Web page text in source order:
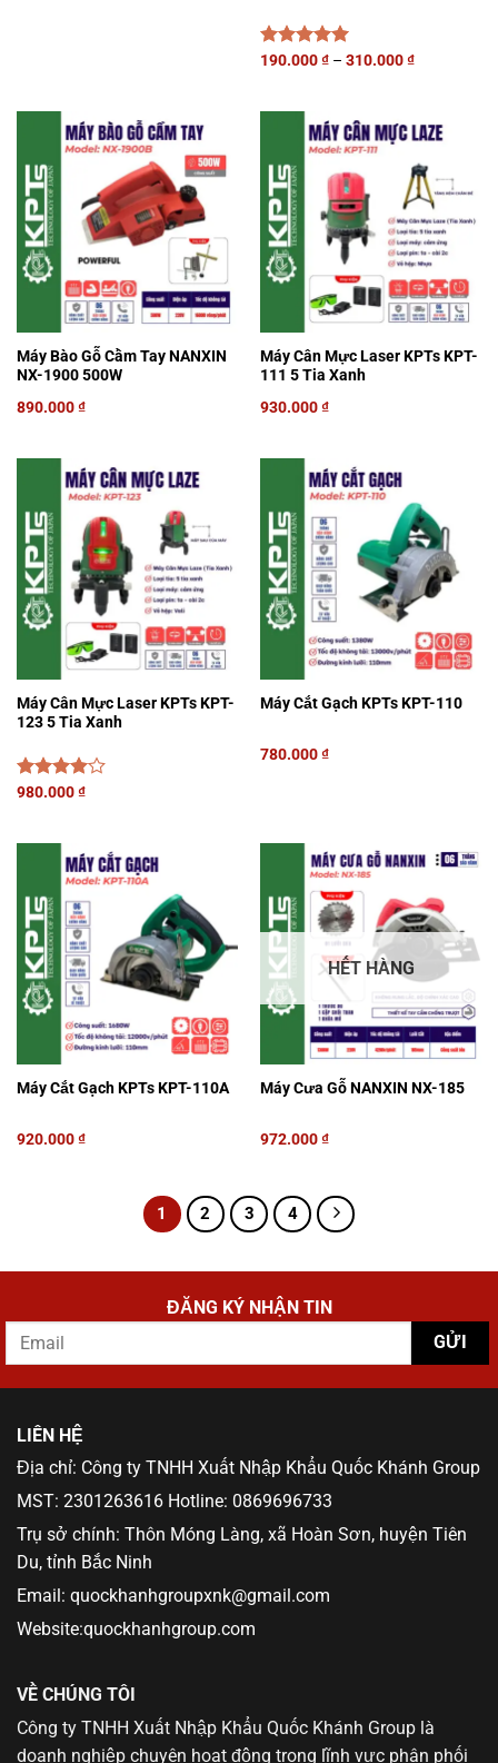
Được xếp
190.000₫– 310.000₫
Máy Bào Gỗ Cầm Tay NANXIN
NX-1900 500W
890.000₫
Máy Cân Mực Laser KPTs KPT-
111 5 Tia Xanh
930.000₫
Máy Cân Mực Laser KPTs KPT-
123 5 Tia Xanh
Được
sao
980.000₫
Máy Cắt Gạch KPTs KPT-110
780.000₫
Máy Cắt Gạch KPTs KPT-110A
920.000₫
HẾT HÀNG
Máy Cưa Gỗ NANXIN NX-185
972.000₫
1 2 3 4
ĐĂNG KÝ NHẬN TIN
LIÊN HỆ
Địa chỉ: Công ty TNHH Xuất Nhập Khẩu Quốc Khánh Group
MST: 2301263616 Hotline: 0869696733
Trụ sở chính: Thôn Móng Làng, xã Hoàn Sơn, huyện Tiên
Du, tỉnh Bắc Ninh
Email: quockhanhgroupxnk@gmail.com
Website:quockhanhgroup.com
VỀ CHÚNG TÔI
Công ty TNHH Xuất Nhập Khẩu Quốc Khánh Group là
doanh nghiệp chuyên hoạt động trong lĩnh vực phân phối